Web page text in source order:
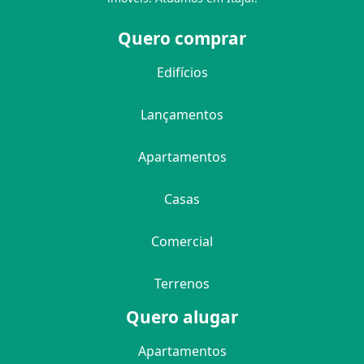
Quero comprar
Edifícios
Lançamentos
Apartamentos
Casas
Comercial
Terrenos
Quero alugar
Apartamentos